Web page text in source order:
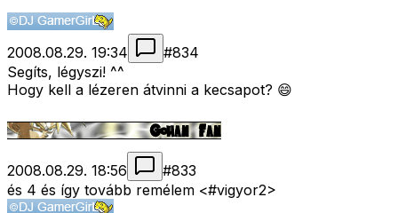
2008.08.29. 19:34 #834
Segíts, légyszi! ^^
Hogy kell a lézeren átvinni a kecsapot? 😄
2008.08.29. 18:56 #833
és 4 és így tovább remélem <#vigyor2>